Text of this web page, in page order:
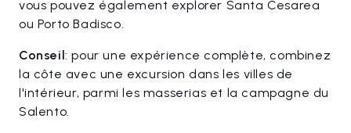
vous pouvez également explorer Santa Cesarea
ou Porto Badisco.
Conseil: pour une expérience complète, combinez
la côte avec une excursion dans les villes de
l'intérieur, parmi les masserias et la campagne du
Salento.